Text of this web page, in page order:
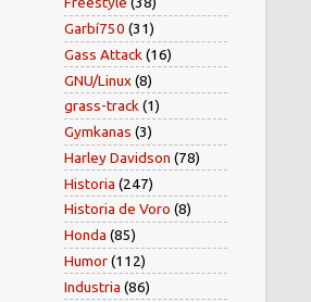
Garbí750 (31)
Gass Attack (16)
GNU/Linux(8)
grass-track(1)
Gymkanas (3)
Harley Davidson (78)
Historia (247)
Historia de Voro (8)
Honda (85)
Humor(112)
Industria (86)